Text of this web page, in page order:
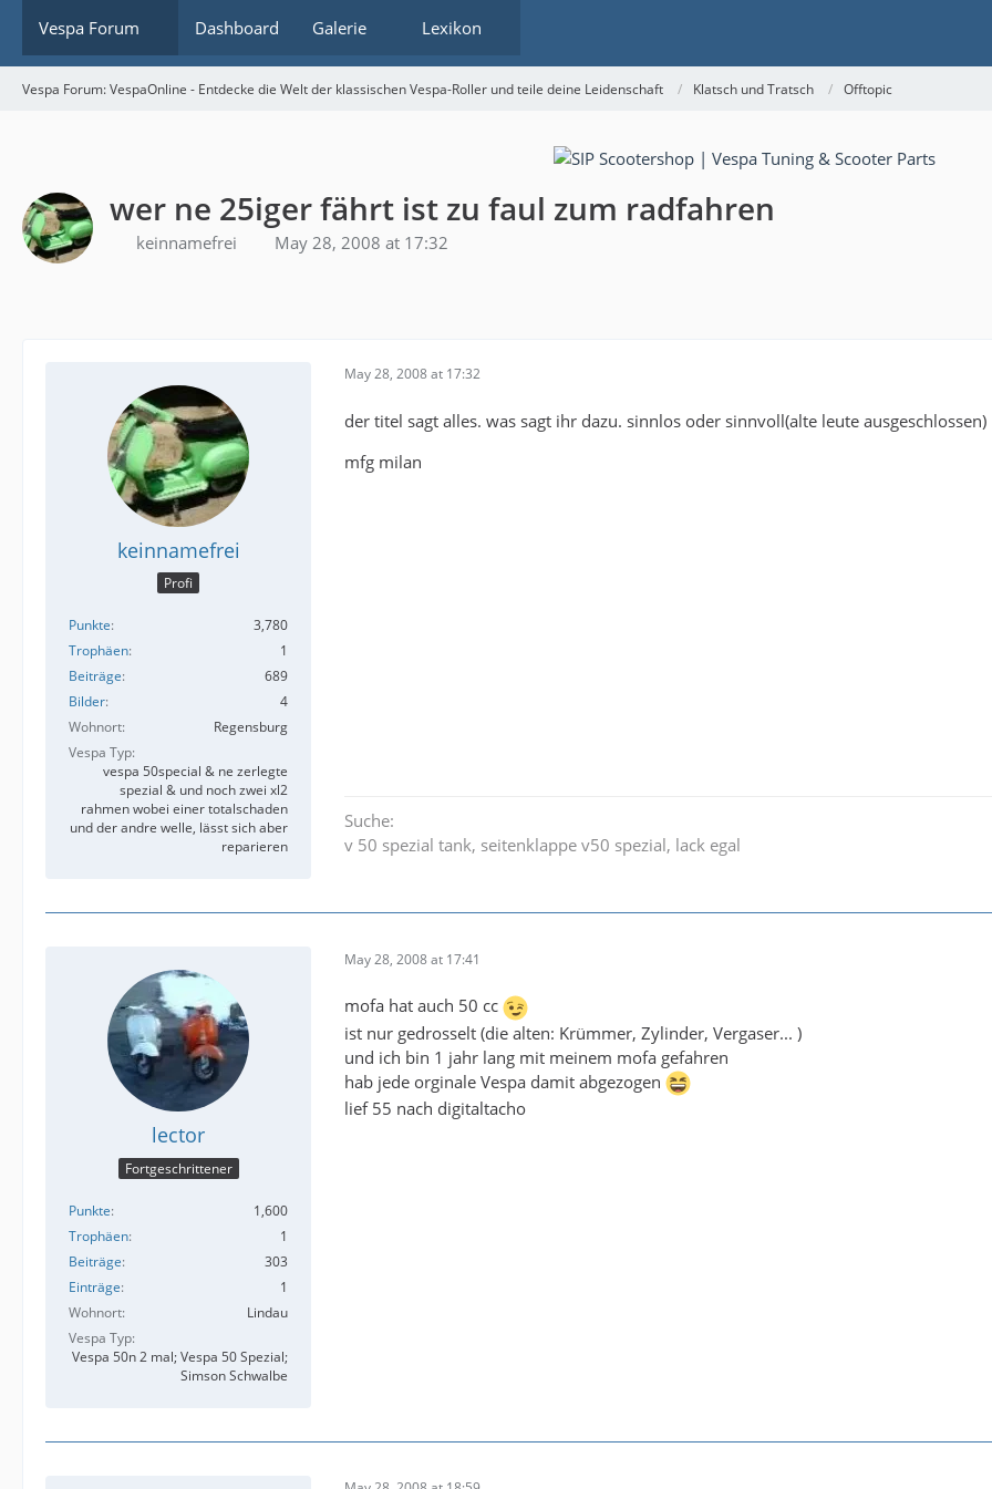
Vespa Forum Dashboard Galerie Lexikon
Vespa Forum: VespaOnline - Entdecke die Welt der klassischen Vespa-Roller und teile deine Leidenschaft Klatsch und Tratsch Offtopic
wer ne 25iger fährt ist zu faul zum radfahren
keinnamefrei May 28, 2008 at 17:32
keinnamefrei
Profi
Punkte
3,780
Trophäen
1
Beiträge
689
Bilder
4
Wohnort
Regensburg
Vespa Typ
vespa 50special & ne zerlegte
spezial & und noch zwei xl2
rahmen wobei einer totalschaden
und der andre welle, lässt sich aber
reparieren
May 28, 2008 at 17:32
der titel sagt alles. was sagt ihr dazu. sinnlos oder sinnvoll(alte leute ausgeschlossen)
mfg milan
Suche:
v 50 spezial tank, seitenklappe v50 spezial, lack egal
lector
Fortgeschrittener
Punkte
1,600
Trophäen
1
Beiträge
303
Einträge
1
Wohnort
Lindau
Vespa Typ
Vespa 50n 2 mal; Vespa 50 Spezial;
Simson Schwalbe
May 28, 2008 at 17:41
mofa hat auch 50 cc
ist nur gedrosselt (die alten: Krümmer, Zylinder, Vergaser... )
und ich bin 1 jahr lang mit meinem mofa gefahren
hab jede orginale Vespa damit abgezogen
lief 55 nach digitaltacho